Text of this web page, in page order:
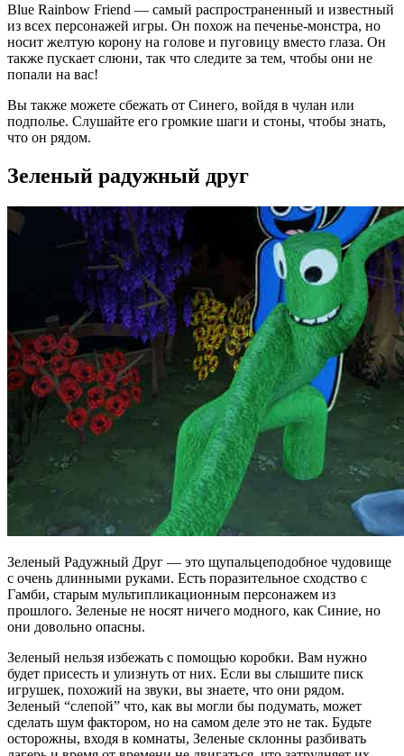
Blue Rainbow Friend — самый распространенный и известный
из всех персонажей игры. Он похож на печенье-монстра, но
носит желтую корону на голове и пуговицу вместо глаза. Он
также пускает слюни, так что следите за тем, чтобы они не
попали на вас!
Вы также можете сбежать от Синего, войдя в чулан или
подполье. Слушайте его громкие шаги и стоны, чтобы знать,
что он рядом.
Зеленый радужный друг
Зеленый Радужный Друг — это щупальцеподобное чудовище
с очень длинными руками. Есть поразительное сходство с
Гамби, старым мультипликационным персонажем из
прошлого. Зеленые не носят ничего модного, как Синие, но
они довольно опасны.
Зеленый нельзя избежать с помощью коробки. Вам нужно
будет присесть и улизнуть от них. Если вы слышите писк
игрушек, похожий на звуки, вы знаете, что они рядом.
Зеленый “слепой” что, как вы могли бы подумать, может
сделать шум фактором, но на самом деле это не так. Будьте
осторожны, входя в комнаты, Зеленые склонны разбивать